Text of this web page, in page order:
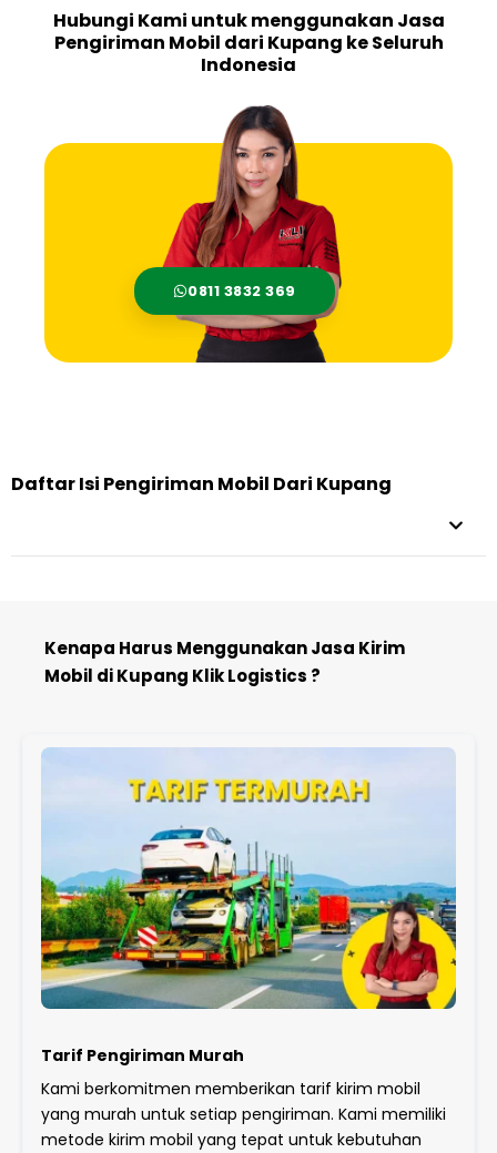
Hubungi Kami untuk menggunakan Jasa
Pengiriman Mobil dari Kupang ke Seluruh
Indonesia
0811 3832 369
Daftar Isi Pengiriman Mobil Dari Kupang
Kenapa Harus Menggunakan Jasa Kirim
Mobil di Kupang Klik Logistics ?
Tarif Pengiriman Murah
Kami berkomitmen memberikan tarif kirim mobil
yang murah untuk setiap pengiriman. Kami memiliki
metode kirim mobil yang tepat untuk kebutuhan